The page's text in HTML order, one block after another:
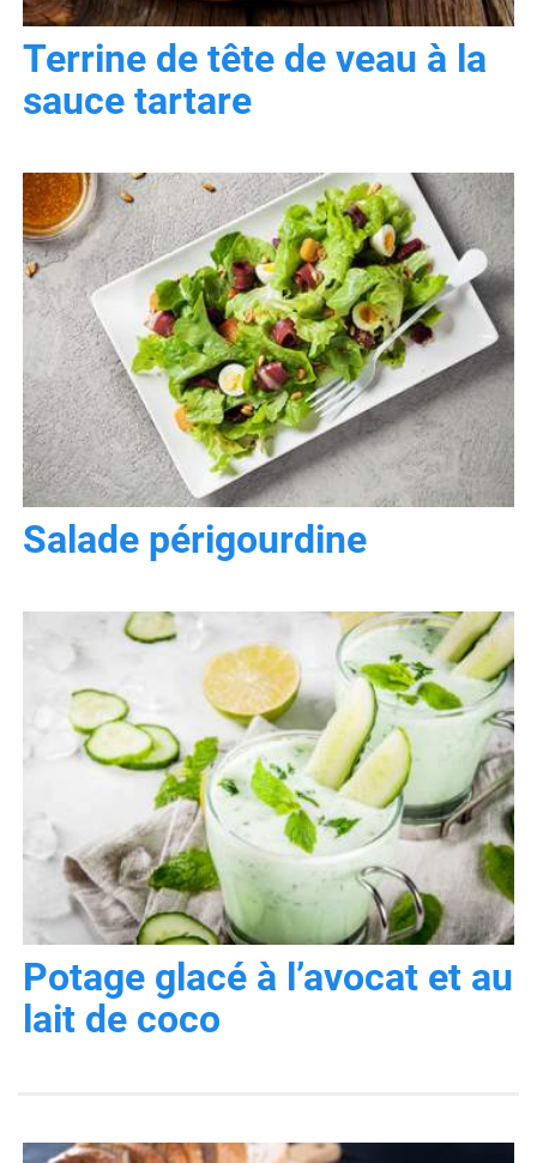
Terrine de tête de veau à la
sauce tartare
Salade périgourdine
Potage glacé à l’avocat et au
lait de coco